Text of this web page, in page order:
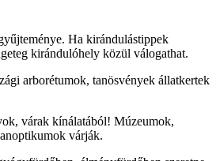
Ha kirándulástippek
kirándulóhely közül válogathat.
arborétumok, tanösvények állatkertek
várak kínálatából! Múzeumok,
várják.